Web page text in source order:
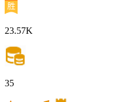
23.57K
35